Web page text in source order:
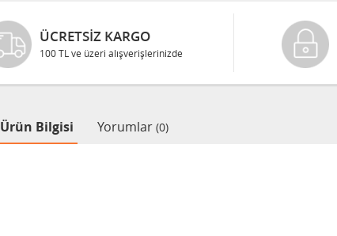
ÜCRETSIZ KARGO
100 TL ve üzeri alışverişlerinizde
Ürün Bilgisi Yorumlar (0)